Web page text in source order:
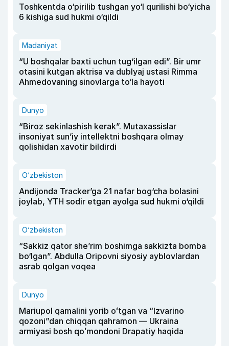
Toshkentda o‘pirilib tushgan yo‘l qurilishi bo‘yicha
6 kishiga sud hukmi o‘qildi
Madaniyat
“U boshqalar baxti uchun tug‘ilgan edi”. Bir umr
otasini kutgan aktrisa va dublyaj ustasi Rimma
Ahmedovaning sinovlarga to‘la hayoti
Dunyo
“Biroz sekinlashish kerak”. Mutaxassislar
insoniyat sun’iy intellektni boshqara olmay
qolishidan xavotir bildirdi
O‘zbekiston
Andijonda Tracker’ga 21 nafar bog‘cha bolasini
joylab, YTH sodir etgan ayolga sud hukmi o‘qildi
O‘zbekiston
“Sakkiz qator she’rim boshimga sakkizta bomba
bo‘lgan”. Abdulla Oripovni siyosiy ayblovlardan
asrab qolgan voqea
Dunyo
Mariupol qamalini yorib oʻtgan va “Izvarino
qozoni”dan chiqqan qahramon — Ukraina
armiyasi bosh qoʻmondoni Drapatiy haqida